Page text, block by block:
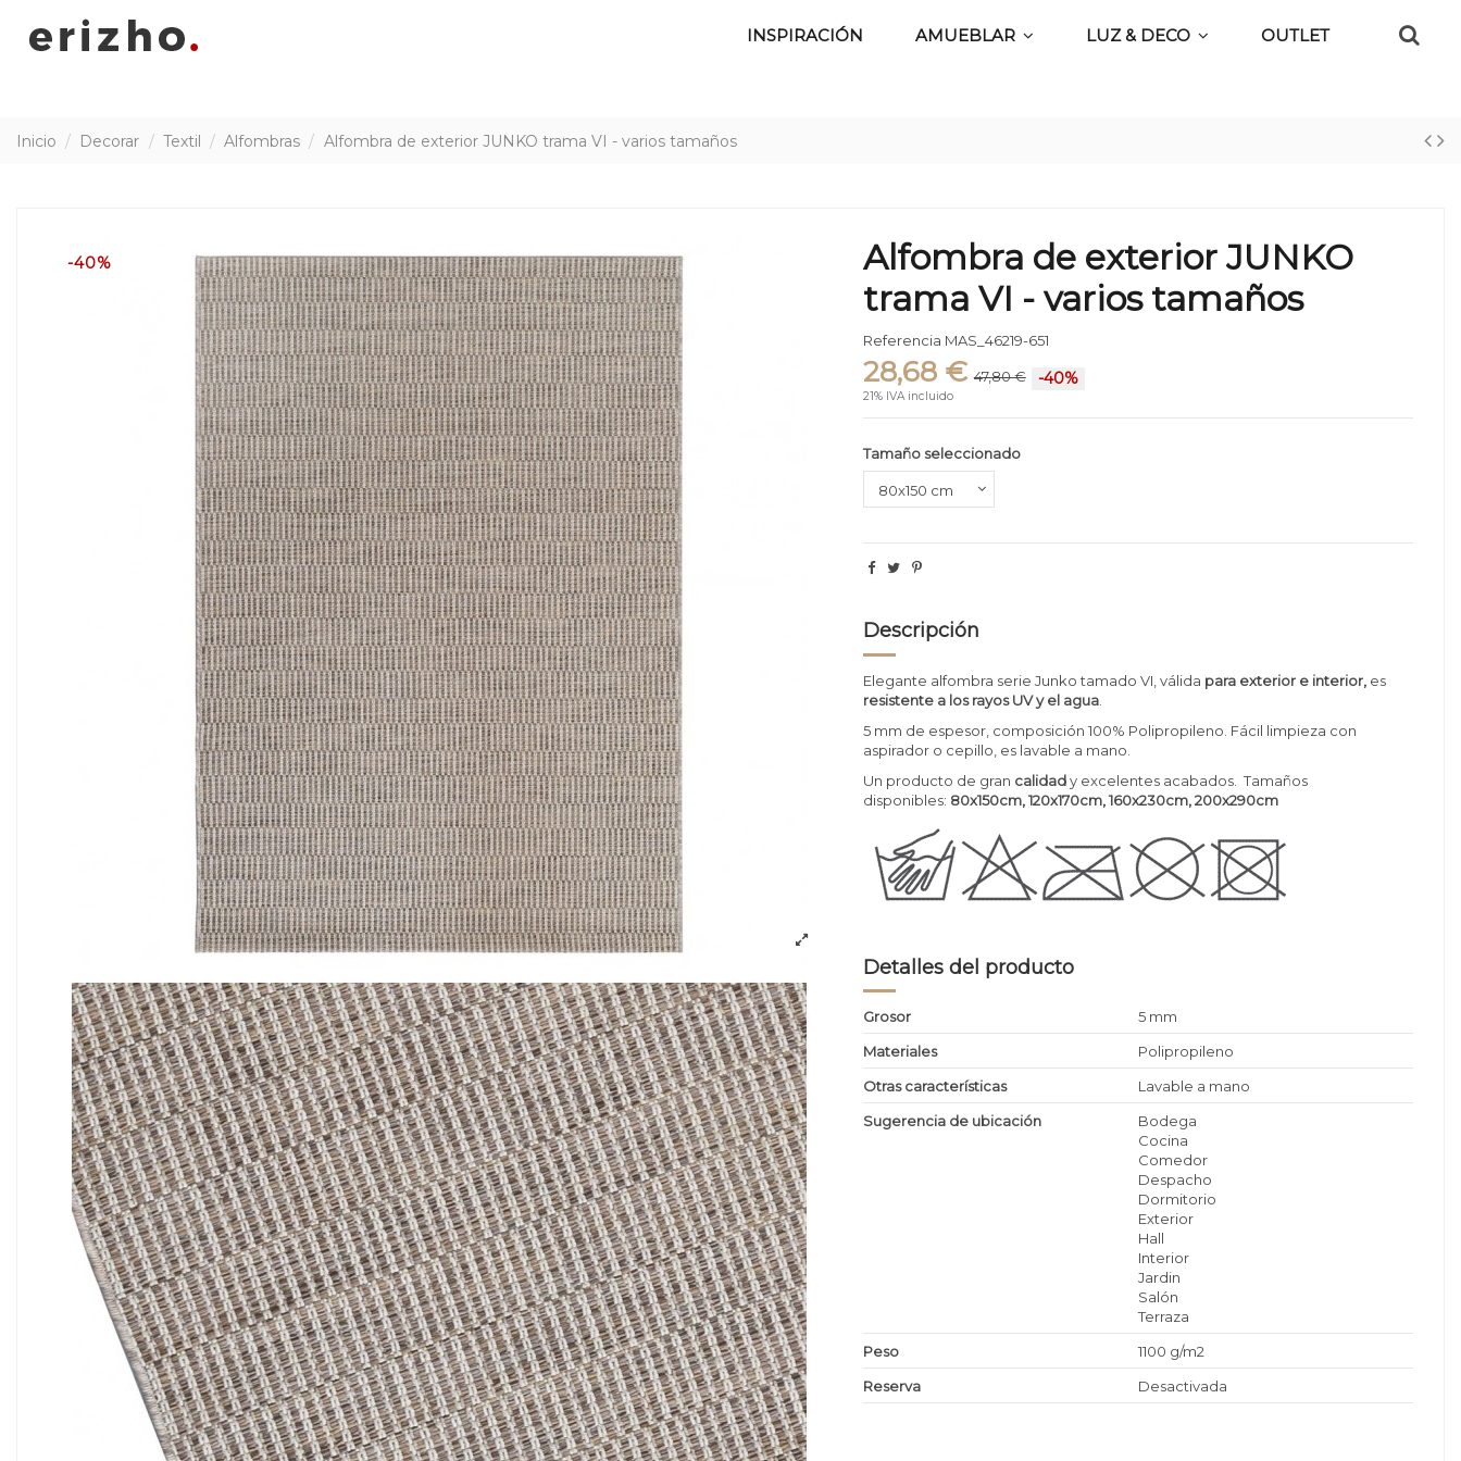
INSPIRACIÓN AMUEBLAR LUZ & DECO OUTLET
Inicio Decorar Textil Alfombras Alfombra de exterior JUNKO trama VI - varios tamaños
-40%
Alfombra de exterior JUNKO
trama VI - varios tamaños
Referencia MAS_46219-651
28,68 € 47,80 € -40%
21% IVA incluido
Tamaño seleccionado
Descripción
Elegante alfombra serie Junko tamado VI, válida para exterior e interior, es
resistente a los rayos UV y el agua
5 mm de espesor, composición 100% Polipropileno. Fácil limpieza con
aspirador o cepillo, es lavable a mano.
Un producto de gran calidady excelentes acabados. Tamaños
disponibles: 80x150cm, 120x170cm, 160x230cm, 200x290cm
Detalles del producto
Grosor
5 mm
Materiales
Polipropileno
Otras características
Lavable a mano
Sugerencia de ubicación
Bodega
Cocina
Comedor
Despacho
Dormitorio
Exterior
Hall
Interior
Jardin
Salón
Terraza
Peso
1100 g/m2
Reserva
Desactivada